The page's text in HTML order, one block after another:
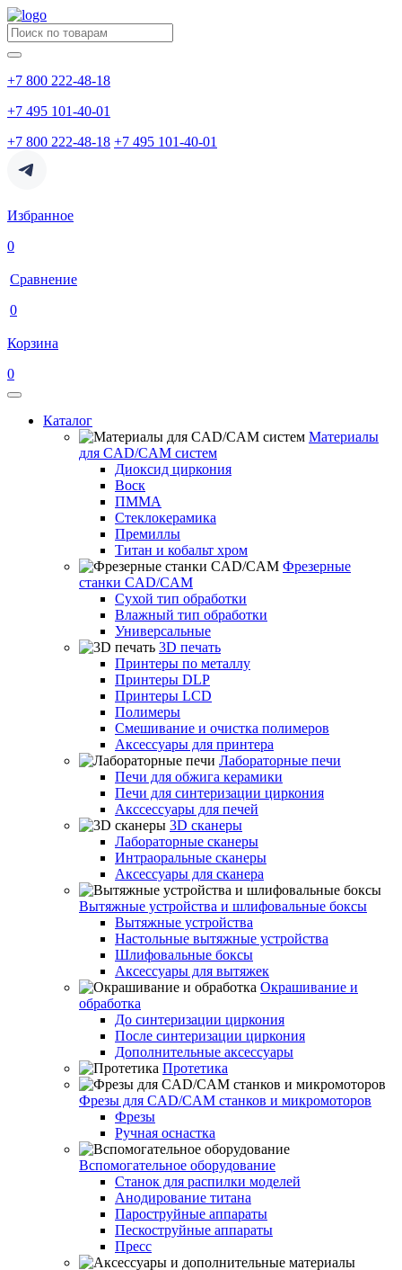
+7 800 222-48-18
+7 495 101-40-01
+7 800 222-48-18 +7 495 101-40-01
Избранное
0
Сравнение
0
Корзина
0
Каталог
Материалы
для CAD/CAM систем
Диоксид циркония
Воск
ПММА
Стеклокерамика
Премиллы
Титан и кобальт хром
Фрезерные
станки CAD/CAM
Сухой тип обработки
Влажный тип обработки
Универсальные
3D печать
Принтеры по металлу
Принтеры DLP
Принтеры LCD
Полимеры
Смешивание и очистка полимеров
Аксессуары для принтера
Лабораторные печи
Печи для обжига керамики
Печи для синтеризации циркония
Акссессуары для печей
3D сканеры
Лабораторные сканеры
Интраоральные сканеры
Аксессуары для сканера
Вытяжные устройства и шлифовальные боксы
Вытяжные устройства
Настольные вытяжные устройства
Шлифовальные боксы
Аксессуары для вытяжек
Окрашивание и
обработка
До синтеризации циркония
После синтеризации циркония
Дополнительные аксессуары
Протетика
Фрезы для CAD/CAM станков и микромоторов
Фрезы
Ручная оснастка
Вспомогательное оборудование
Станок для распилки моделей
Анодирование титана
Пароструйные аппараты
Пескоструйные аппараты
Пресс